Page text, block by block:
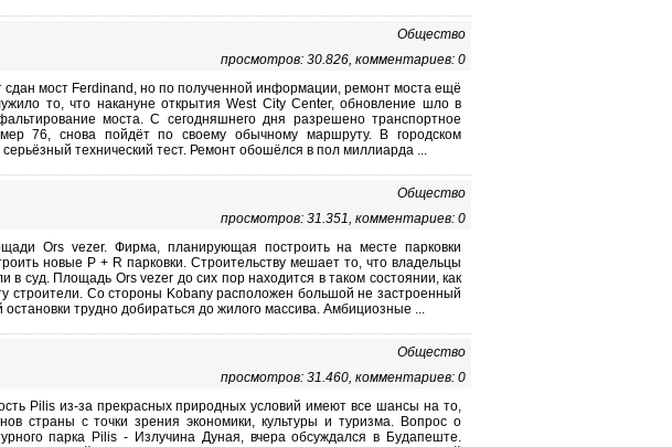
Общество
просмотров: 30.826, комментариев: 0
сдан мост Ferdinand, но по полученной информации, ремонт моста ещё
то, что накануне открытия West City Center, обновление шло в
моста. С сегодняшнего дня разрешено транспортное
76, снова пойдёт по своему обычному маршруту. В городском
технический тест. Ремонт обошёлся в пол миллиарда ...
Общество
просмотров: 31.351, комментариев: 0
Ors vezer. Фирма, планирующая построить на месте парковки
новые P + R парковки. Строительству мешает то, что владельцы
в суд. Площадь Ors vezer до сих пор находится в таком состоянии, как
строители. Со стороны Kobany расположен большой не застроенный
остановки трудно добираться до жилого массива. Амбициозные ...
Общество
просмотров: 31.460, комментариев: 0
Pilis из-за прекрасных природных условий имеют все шансы на то,
страны с точки зрения экономики, культуры и туризма. Вопрос о
парка Pilis - Излучина Дуная, вчера обсуждался в Будапеште.